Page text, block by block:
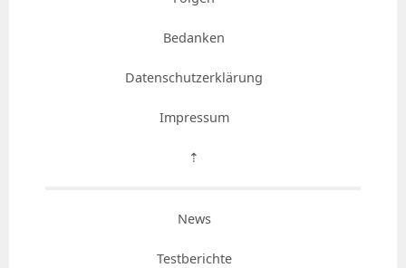
Bedanken
Datenschutzerklärung
Impressum
⇡
News
Testberichte